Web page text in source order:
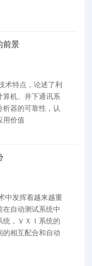
前景
术特点，论述了利
算机、井下通讯系
器的可靠性，认
用价值
中发挥着越来越重
自动测试系统中
统，ＶＸＩ系统的
的相互配合和自动